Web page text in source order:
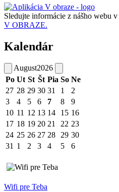
Sledujte informácie z nášho webu v
V OBRAZE.
Kalendár
August2026
Po Ut St Št Pia So Ne
27 28 29 30 31 1
2
3
4 5 6 7 8
9
10 11 12 13 14 15 16
17 18 19 20 21 22 23
24 25 26 27 28 29 30
31 1 2 3 4 5 6
Wifi pre Teba